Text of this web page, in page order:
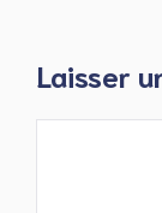
Laisser